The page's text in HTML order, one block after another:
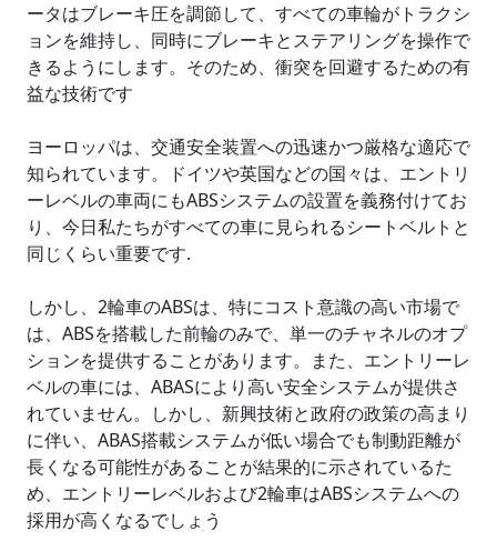
ータはブレーキ圧を調節して、すべての車輪がトラクシ
ョンを維持し、同時にブレーキとステアリングを操作で
きるようにします。そのため、衝突を回避するための有
益な技術です
ヨーロッパは、交通安全装置への迅速かつ厳格な適応で
知られています。ドイツや英国などの国々は、エントリ
ーレベルの車両にもABSシステムの設置を義務付けてお
り、今日私たちがすべての車に見られるシートベルトと
同じくらい重要です.
しかし、2輪車のABSは、特にコスト意識の高い市場で
は、ABSを搭載した前輪のみで、単一のチャネルのオプ
ションを提供することがあります。また、エントリーレ
ベルの車には、ABASにより高い安全システムが提供さ
れていません。しかし、新興技術と政府の政策の高まり
に伴い、ABAS搭載システムが低い場合でも制動距離が
長くなる可能性があることが結果的に示されているた
め、エントリーレベルおよび2輪車はABSシステムへの
採用が高くなるでしょう